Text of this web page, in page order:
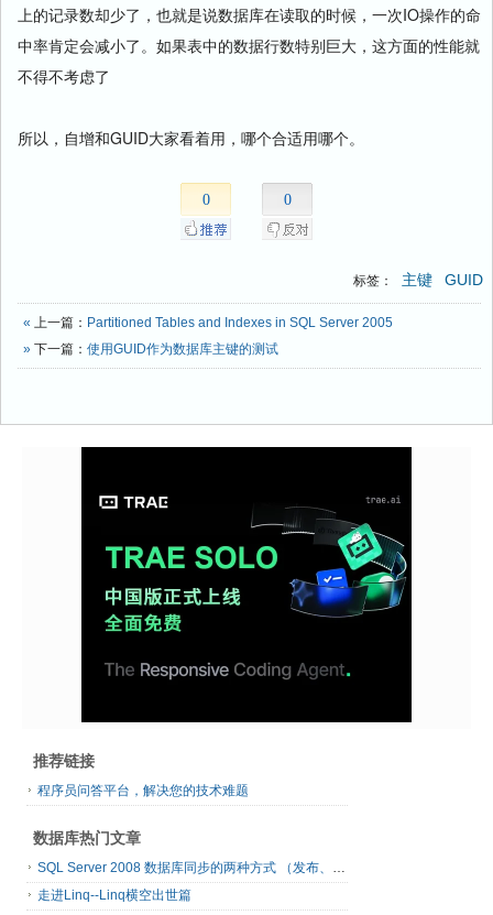
上的记录数却少了，也就是说数据库在读取的时候，一次IO操作的命
中率肯定会减小了。如果表中的数据行数特别巨大，这方面的性能就
不得不考虑了
所以，自增和GUID大家看着用，哪个合适用哪个。
0 0
标签： 主键 GUID
« 上一篇： Partitioned Tables and Indexes in SQL Server 2005
» 下一篇： 使用GUID作为数据库主键的测试
推荐链接
程序员问答平台，解决您的技术难题
数据库热门文章
SQL Server 2008 数据库同步的两种方式 （发布、订阅）
走进Linq--Linq横空出世篇